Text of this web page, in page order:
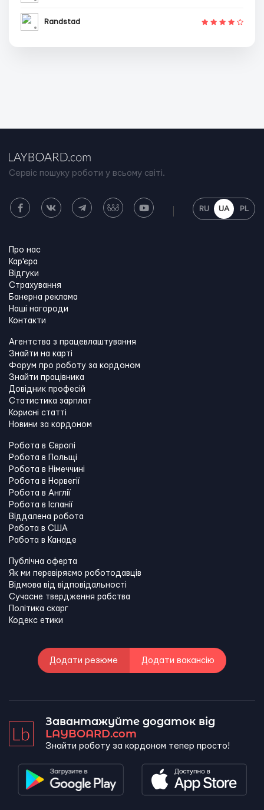
Randstad
Сервіс пошуку роботи у всьому світі.
RU UA PL
Про нас
Кар'єра
Відгуки
Страхування
Банерна реклама
Наші нагороди
Контакти
Агентства з працевлаштування
Знайти на карті
Форум про роботу за кордоном
Знайти працівника
Довідник професій
Статистика зарплат
Корисні статті
Новини за кордоном
Робота в Європі
Робота в Польщі
Робота в Німеччині
Робота в Норвегії
Робота в Англії
Робота в Іспанії
Віддалена робота
Работа в США
Работа в Канадe
Публічна оферта
Як ми перевіряємо роботодавців
Відмова від відповідальності
Сучасне твердження рабства
Політика скарг
Кодекс етики
Додати резюме Додати вакансію
Завантажуйте додаток від
LAYBOARD.com
Знайти роботу за кордоном тепер просто!